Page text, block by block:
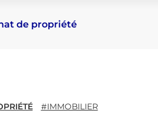
de propriété
#IMMOBILIER